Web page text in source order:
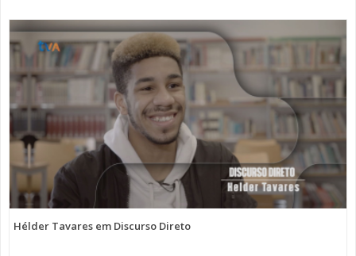
Hélder Tavares em Discurso Direto